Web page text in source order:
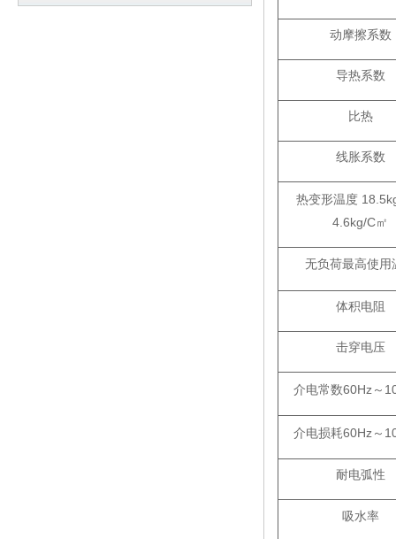
动摩擦系数
导热系数
比热
线胀系数
热变形温度
4.6kg/C㎡
无负荷最高使用
体积电阻
击穿电压
介电常数60Hz～
介电损耗60Hz～
耐电弧性
吸水率